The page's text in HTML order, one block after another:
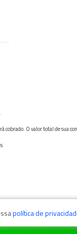
O valor total de sua
política de